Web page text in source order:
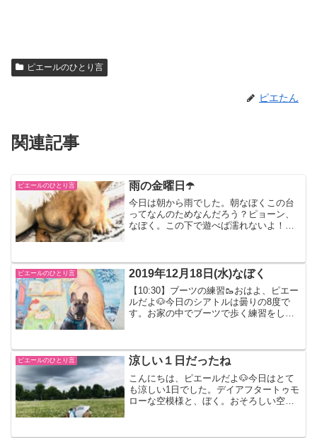
ピエールのひとり言
ピエたん
関連記事
ピエールのひとり言 雨の金曜日☂️
今日は朝から雨でした。朝なぼくこの台
ってなんのためなんだろう？ピョーン、
なぼく。この下で遊べば濡れないよ！夕
ルでした🐶良かったらポチ...
ピエールのひとり言 2019年12月18日(水)なぼく
【10:30】ブーツの練習🥾おはよ、ピエー
ルだよ🐶今日のシアトルは曇りの8度で
す。お家の中でブーツで歩く練習をした
ナナでバナナ🍌を１つ食べたよ。今日は
ぼくの一番好...
ピエールのひとり言 涼しい１日だったね
こんにちは、ピエールだよ🐶今日はとて
も涼しい1日でした。デイアフタートゥモ
ローな空模様と、ぼく。おそろしい空模